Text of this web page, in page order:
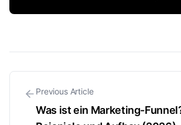
Previous Article
Was ist ein Marketing-